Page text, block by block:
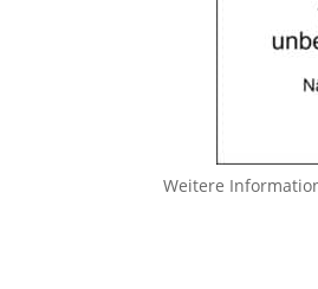
Weitere